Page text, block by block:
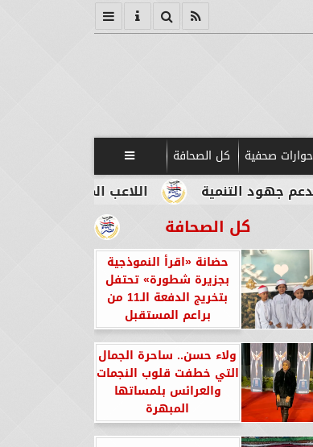
حوارات صحفية كل الصحافة 
اللاعب المصري الإيطالي طه أبو
كل الصحافة
حضانة «اقرأ النموذجية
بجزيرة شطورة» تحتفل
بتخريج الدفعة الـ11 من
براعم المستقبل
ولاء حسن.. ساحرة الجمال
التي خطفت قلوب النجمات
والعرائس بلمساتها
المبهرة